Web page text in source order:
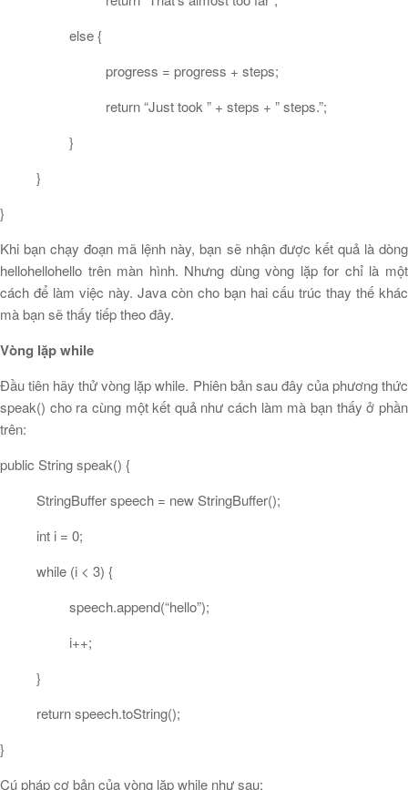
else {
progress = progress + steps;
return “Just took ” + steps + ” steps.”;
}
}
}
Khi bạn chạy đoạn mã lệnh này, bạn sẽ nhận được kết quả là dòng
hellohellohello trên màn hình. Nhưng dùng vòng lặp for chỉ là một
cách để làm việc này. Java còn cho bạn hai cấu trúc thay thế khác
mà bạn sẽ thấy tiếp theo đây.
Vòng lặp while
Đầu tiên hãy thử vòng lặp while. Phiên bản sau đây của phương thức
speak() cho ra cùng một kết quả như cách làm mà bạn thấy ở phần
trên:
public String speak() {
StringBuffer speech = new StringBuffer();
int i = 0;
while (i < 3) {
speech.append(“hello”);
i++;
}
return speech.toString();
}
Cú pháp cơ bản của vòng lặp while như sau: